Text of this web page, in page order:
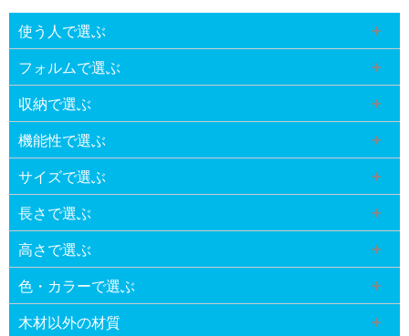
使う人で選ぶ
フォルムで選ぶ
収納で選ぶ
機能性で選ぶ
サイズで選ぶ
長さで選ぶ
高さで選ぶ
色・カラーで選ぶ
木材以外の材質